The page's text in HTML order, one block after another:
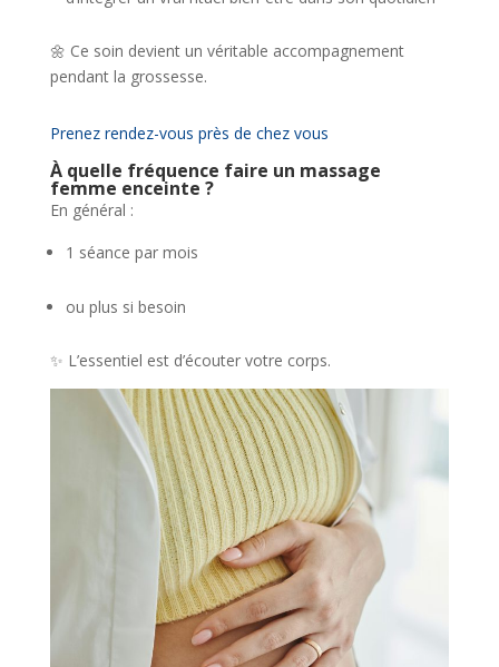
🌼 Ce soin devient un véritable accompagnement
pendant la grossesse.
Prenez rendez-vous près de chez vous
À quelle fréquence faire un massage
femme enceinte ?
En général :
1 séance par mois
ou plus si besoin
✨ L’essentiel est d’écouter votre corps.